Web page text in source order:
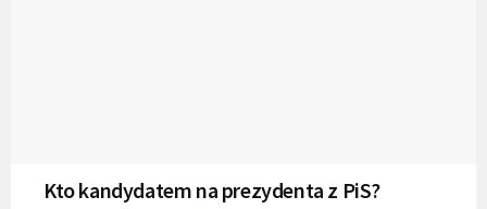
Kto kandydatem na prezydenta z PiS?